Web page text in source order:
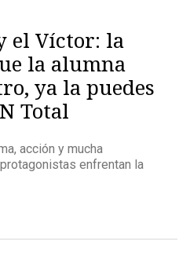
el Víctor: la
la alumna
ya la puedes
Total
acción y mucha
enfrentan la